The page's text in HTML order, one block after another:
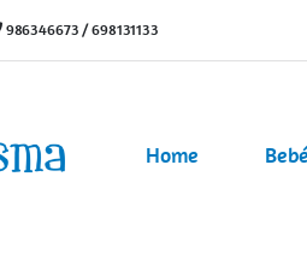
986346673 / 698131133
Home Bebé